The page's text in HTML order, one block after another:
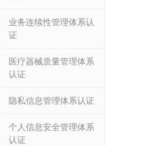
业务连续性管理体系认
证
医疗器械质量管理体系
认证
隐私信息管理体系认证
个人信息安全管理体系
认证